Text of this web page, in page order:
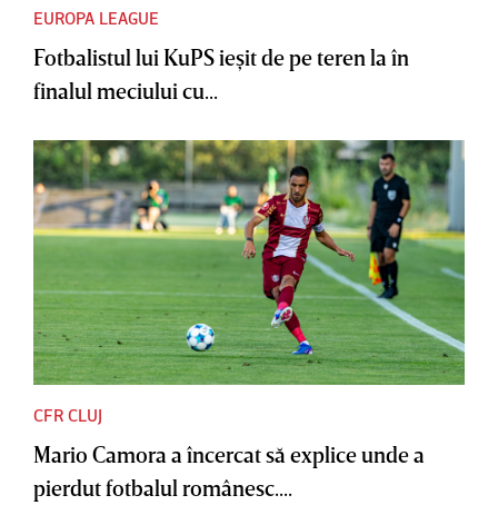
EUROPA LEAGUE
Fotbalistul lui KuPS ieşit de pe teren la în
finalul meciului cu...
CFR CLUJ
Mario Camora a încercat să explice unde a
pierdut fotbalul românesc....